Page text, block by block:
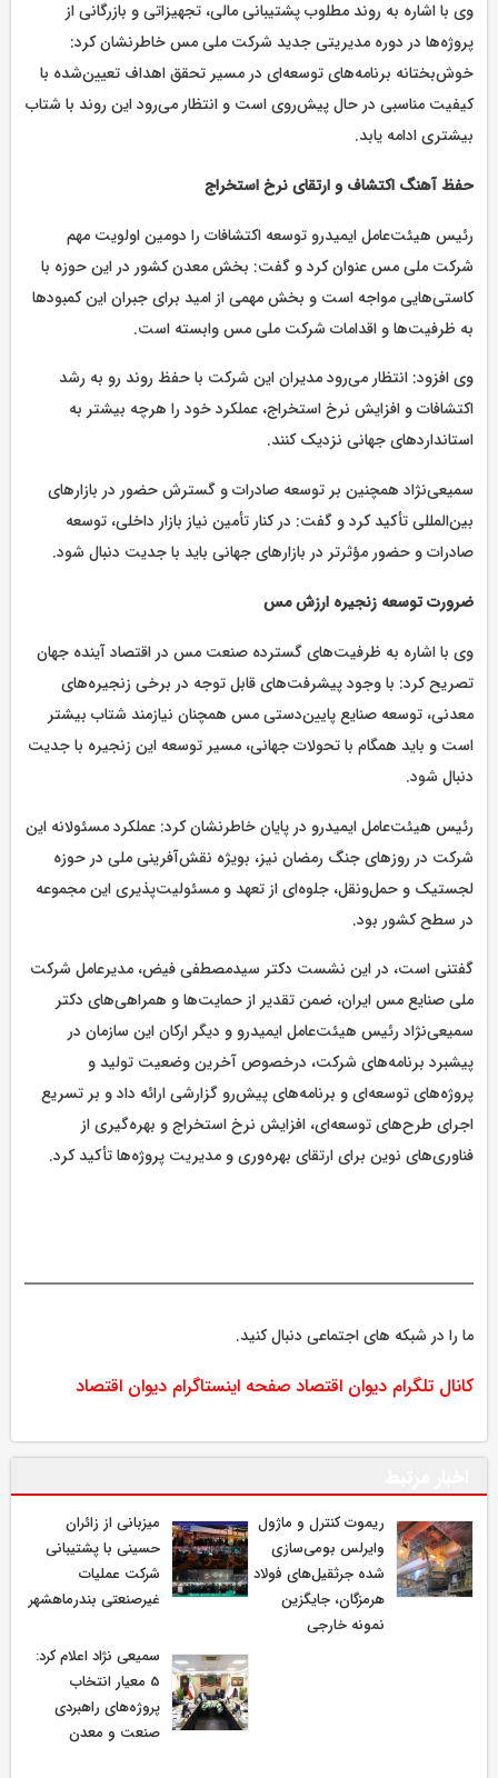
وی با اشاره به روند مطلوب پشتیبانی مالی، تجهیزاتی و بازرگانی از
پروژه‌ها در دوره مدیریتی جدید شرکت ملی مس خاطرنشان کرد:
خوش‌بختانه برنامه‌های توسعه‌ای در مسیر تحقق اهداف تعیین‌شده با
کیفیت مناسبی در حال پیش‌روی است و انتظار می‌رود این روند با شتاب
بیشتری ادامه یابد.
حفظ آهنگ اکتشاف و ارتقای نرخ استخراج
رئیس هیئت‌عامل ایمیدرو توسعه اکتشافات را دومین اولویت مهم
شرکت ملی مس عنوان کرد و گفت: بخش معدن کشور در این حوزه با
کاستی‌هایی مواجه است و بخش مهمی از امید برای جبران این کمبودها
به ظرفیت‌ها و اقدامات شرکت ملی مس وابسته است.
وی افزود: انتظار می‌رود مدیران این شرکت با حفظ روند رو به رشد
اکتشافات و افزایش نرخ استخراج، عملکرد خود را هرچه بیشتر به
استانداردهای جهانی نزدیک کنند.
سمیعی‌نژاد همچنین بر توسعه صادرات و گسترش حضور در بازارهای
بین‌المللی تأکید کرد و گفت: در کنار تأمین نیاز بازار داخلی، توسعه
صادرات و حضور مؤثرتر در بازارهای جهانی باید با جدیت دنبال شود.
ضرورت توسعه زنجیره ارزش مس
وی با اشاره به ظرفیت‌های گسترده صنعت مس در اقتصاد آینده جهان
تصریح کرد: با وجود پیشرفت‌های قابل توجه در برخی زنجیره‌های
معدنی، توسعه صنایع پایین‌دستی مس همچنان نیازمند شتاب بیشتر
است و باید همگام با تحولات جهانی، مسیر توسعه این زنجیره با جدیت
دنبال شود.
رئیس هیئت‌عامل ایمیدرو در پایان خاطرنشان کرد: عملکرد مسئولانه این
شرکت در روزهای جنگ رمضان نیز، بویژه نقش‌آفرینی ملی در حوزه
لجستیک و حمل‌ونقل، جلوه‌ای از تعهد و مسئولیت‌پذیری این مجموعه
در سطح کشور بود.
گفتنی است، در این نشست دکتر سیدمصطفی فیض، مدیرعامل شرکت
ملی صنایع مس ایران، ضمن تقدیر از حمایت‌ها و همراهی‌های دکتر
سمیعی‌نژاد رئیس هیئت‌عامل ایمیدرو و دیگر ارکان این سازمان در
پیشبرد برنامه‌های شرکت، درخصوص آخرین وضعیت تولید و
پروژه‌های توسعه‌ای و برنامه‌های پیش‌رو گزارشی ارائه داد و بر تسریع
اجرای طرح‌های توسعه‌ای، افزایش نرخ استخراج و بهره‌گیری از
فناوری‌های نوین برای ارتقای بهره‌وری و مدیریت پروژه‌ها تأکید کرد.
ما را در شبکه های اجتماعی دنبال کنید.
کانال تلگرام دیوان اقتصاد صفحه اینستاگرام دیوان اقتصاد
ریموت کنترل و ماژول
وایرلس بومی‌سازی
شده جرثقیل‌های فولاد
هرمزگان، جایگزین
نمونه خارجی
میزبانی از زائران
حسینی با پشتیبانی
شرکت عملیات
غیرصنعتی بندرماهشهر
سمیعی‌ نژاد اعلام کرد:
5 معیار انتخاب
پروژه‌های راهبردی
صنعت و معدن